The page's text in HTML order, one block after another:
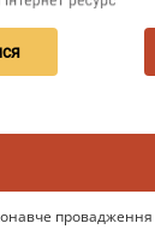
провадження